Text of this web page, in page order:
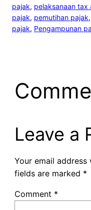
pajak, pelaksanaan tax
pajak, pemutihan pajak,
pajak, Pengampunan
Leave a
Your email
fields are marked *
Comment *